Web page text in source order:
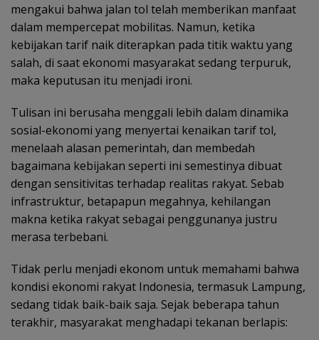
mengakui bahwa jalan tol telah memberikan manfaat
dalam mempercepat mobilitas. Namun, ketika
kebijakan tarif naik diterapkan pada titik waktu yang
salah, di saat ekonomi masyarakat sedang terpuruk,
maka keputusan itu menjadi ironi.
Tulisan ini berusaha menggali lebih dalam dinamika
sosial-ekonomi yang menyertai kenaikan tarif tol,
menelaah alasan pemerintah, dan membedah
bagaimana kebijakan seperti ini semestinya dibuat
dengan sensitivitas terhadap realitas rakyat. Sebab
infrastruktur, betapapun megahnya, kehilangan
makna ketika rakyat sebagai penggunanya justru
merasa terbebani.
Tidak perlu menjadi ekonom untuk memahami bahwa
kondisi ekonomi rakyat Indonesia, termasuk Lampung,
sedang tidak baik-baik saja. Sejak beberapa tahun
terakhir, masyarakat menghadapi tekanan berlapis: